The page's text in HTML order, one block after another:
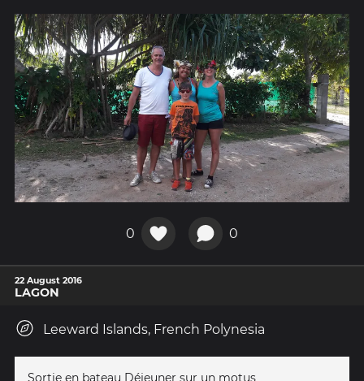
0 0
22 August 2016
LAGON
Leeward Islands, French Polynesia